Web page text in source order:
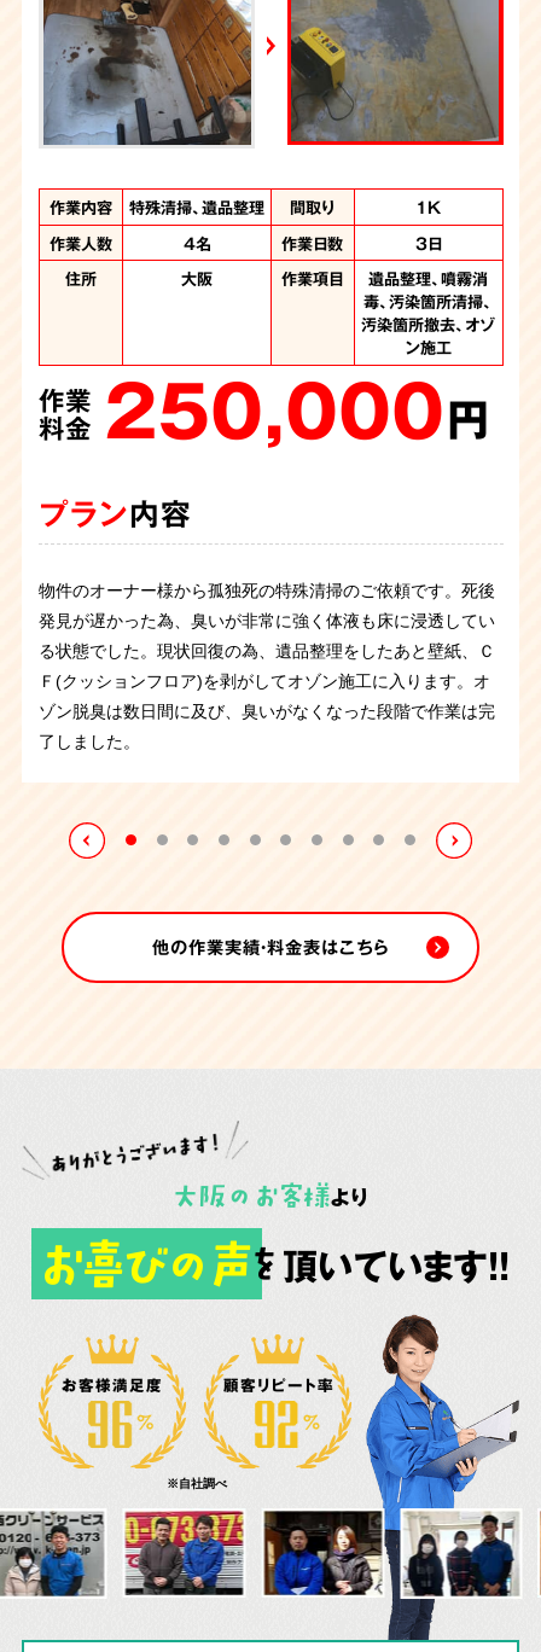
2026年7月4日放送
YouTube｜好井まさおの怪談を浴びる会
2026年6月28日放送
Yahoo!ニュース
作業内容 特殊清掃、遺品整理 間取り
1K
作業人数
4名 作業日数
3日
住所
大阪 作業項目
遺品整理、噴霧消
毒、汚染箇所清掃、
汚染箇所撤去、オゾ
ン施工
作業
料金 250,000円
プラン内容
物件のオーナー様から孤独死の特殊清掃のご依頼です。死後
発見が遅かった為、臭いが非常に強く体液も床に浸透してい
る状態でした。現状回復の為、遺品整理をしたあと壁紙、Ｃ
Ｆ(クッションフロア)を剥がしてオゾン施工に入ります。オ
ゾン脱臭は数日間に及び、臭いがなくなった段階で作業は完
了しました。
作業内容 特殊清掃、遺品整理 間取り
1K
作業人数
3人 作業日数
1日
住所
大阪 作業項目
遺品整理、噴霧消
毒、汚染箇所清掃
料金 150,000円
物件の管理会社様から特殊清掃のご依頼を承りました。ユニ
っていました。薬剤などを使用し体液を除去していきます。
ご遺品の量は比較的少なく約3時間の作業で完了いたしまし
た。
作業内容 遺品整理、特殊清掃 間取り
1DK
作業人数
3名 作業日数
1日
住所
大阪府 作業項目
遺品整理、噴霧消
毒、汚染箇所清掃、
汚染箇所撤去
作業
料金 220,000円
プラン 内容
頼でした。ゴミが山積みになっており、死臭も残って害虫が
発生した状態でした。そんな中でも仕分け作業、搬出、特殊
清掃まで順に作業を進めていき、6時間程で作業が完了致し
ました。
作業内容 特殊清掃、遺品整理 間取り
2K
作業人数
3名 作業日数
1日
住所
大阪 作業項目
遺品整理、噴霧消
毒、汚染箇所清掃、
汚染箇所撤去
作業
料金 130,000円
プラン 内容
わずかに染み込んだ畳を撤去すると、幸いにも下地には及ん
でいなかったためほぼ元の状態に回復することができまし
た。作業前と作業後には噴霧消毒を行いました。
作業内容 特殊清掃、遺品整理 間取り
2DK
作業人数
5名 作業日数
1日
住所
大阪 作業項目
遺品整理、噴霧消
毒、汚染箇所清掃、
汚染箇所撤去
作業
料金 230,000円
プラン 内容
るような格好で発見され、正座の状態だったそうです。大切
にされていたと思われるフィギアが沢山飾られており、丁寧
に整理させていただたきました。体液が染みついた畳は全て
撤去し、噴霧消毒を行って作業終了です。
作業内容 特殊清掃、遺品整理 間取り
2K
作業人数
4名 作業日数
1日
住所
大阪 作業項目
噴霧消毒、汚染箇所
清掃、汚染箇所撤
去、遺品整理
作業
料金 230,000円
プラン 内容
わずかにある程度です。体液が畳に染みついた畳を撤去する
と臭いがなくなり、作業後、消臭剤の噴霧にて作業終了いた
しました。
作業内容 特殊清掃、遺品整理 間取り
1K
作業人数
3人 作業日数
4日
住所
大阪 作業項目
噴霧消毒、汚染箇所
清掃、汚染箇所撤
去、汚染箇所解体、
オゾン施工、内装工
事、遺品整理
作業
料金 480,000円
プラン内容
大阪府にあるマンション管理会社さまからの孤独死の特殊清
掃のご依頼です。臭いが非常に強く、マンションの入居者の
方にも影響が出ていたため緊急の対応が必要でした。すぐさ
ま状況を把握し作業を行いました。現場にはハエが大量発
生。臭いが床や壁紙に染みついているので、汚染している箇
ただきました。
作業内容 特殊清掃、遺品整理 間取り
1K
作業人数
4名 作業日数
1日
住所
大阪 作業項目
遺品整理、大量のゴ
ミの撤去、噴霧消
毒、汚染箇所清掃
作業
料金 165,000円
プラン 内容
そうですが、大量のゴミを溜め込んだ部屋でお亡くなりにな
っていました。作業をしていると、ゴミではなく排泄物が入
った袋が大量に出てきたので故人さまは精神的な問題を抱え
ておられたのかもしれません。管理会社様も手に負えずお困
りのようでしたので、無事に作業を完了できてよかったで
す。
作業内容
特殊清掃、不用品回
収
間取り 3LDK
作業人数 3名 作業時間
6時間
噴霧消毒、汚染物の
撤去、汚染か所清
掃、不用品回収
作業
料金 140,000円
プラン内容
病気を患っていたお住まいの方が部屋やトイレを汚してしま
って手に負えないと、ご親族から依頼がございました。ご不
用になるお品物と傷んでしまった畳を撤去し、排せつ物など
で汚れた箇所は専門のノウハウで徹底的に清掃いたしまし
た。
作業内容 遺品整理、特殊清掃 間取り
2K
作業人数
4名 作業日数
6時間
住所
作業項目
遺品整理、噴霧消
毒、汚染箇所清掃、
汚染箇所撤去
作業
料金 187,000円
プラン 内容
生していました。異臭が立ち込める中、汚染物を撤去し、室
内を空っぽにします。同時にクリーニングも進め、一日で元
の状態を取り戻すことができました。
他の作業実績・料金表はこちら
大阪 の お客様より
お喜びの声を 頂いています!!
お客様満足度 顧客リピート率
※自社調べ